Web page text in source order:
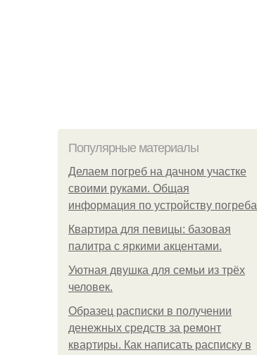
Популярные материалы
Делаем погреб на дачном участке
своими руками. Общая
информация по устройству погреба
Квартира для певицы: базовая
палитра с яркими акцентами.
Уютная двушка для семьи из трёх
человек.
Образец расписки в получении
денежных средств за ремонт
квартиры. Как написать расписку в